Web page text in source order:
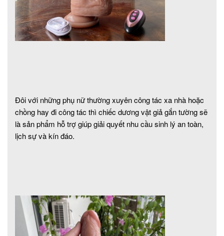
Đôi với những phụ nữ thường xuyên công tác xa nhà hoặc
chồng hay đi công tác thì chiếc dương vật giả gắn tường sẽ
là sản phẩm hỗ trợ giúp giải quyết nhu cầu sinh lý an toàn,
lịch sự và kín đáo.